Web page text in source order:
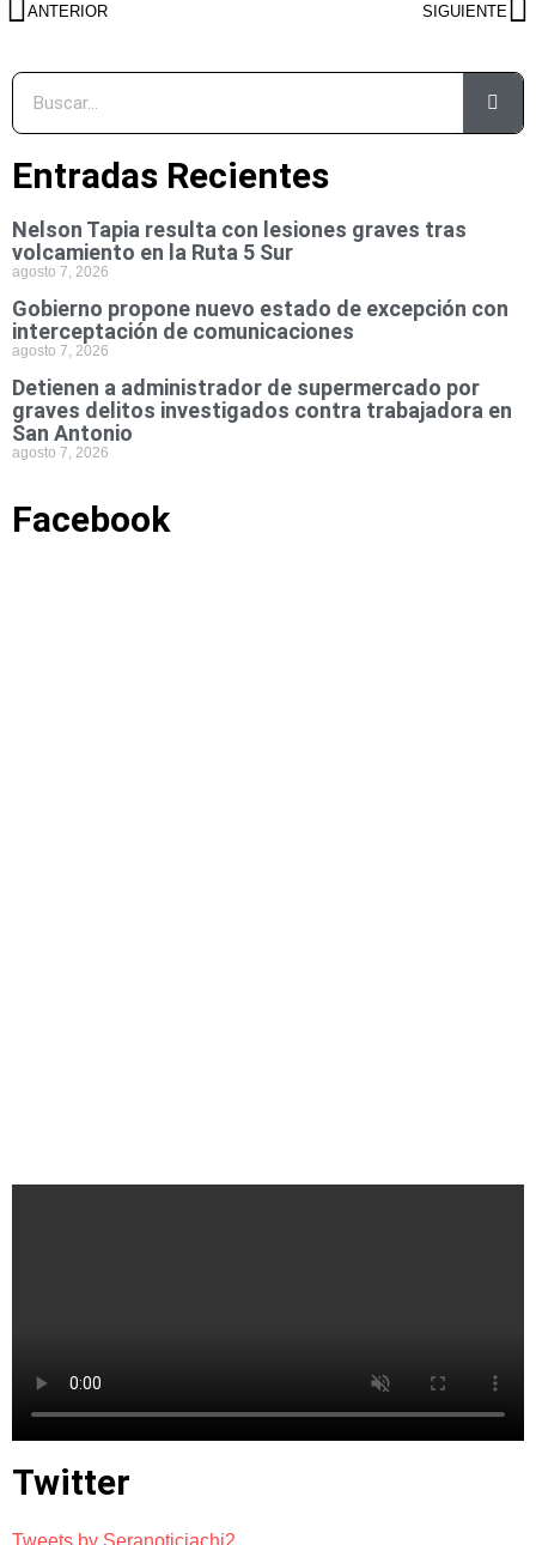
ANTERIOR SIGUIENTE
Entradas Recientes
Nelson Tapia resulta con lesiones graves tras
volcamiento en la Ruta 5 Sur
agosto 7, 2026
Gobierno propone nuevo estado de excepción con
interceptación de comunicaciones
agosto 7, 2026
Detienen a administrador de supermercado por
graves delitos investigados contra trabajadora en
San Antonio
agosto 7, 2026
Facebook
Twitter
Tweets by Seranoticiachi2